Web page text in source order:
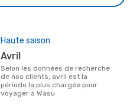
Haute saison
avril
Selon les données de recherche
de nos clients, avril est la
période la plus chargée pour
voyager à Wasu